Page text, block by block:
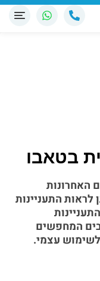
בטאבו
האחרונות
לראות התעניינות
המחפשים
עצמי.